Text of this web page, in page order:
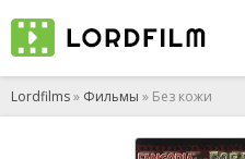
Lordfilms» Фильмы » Без кожи